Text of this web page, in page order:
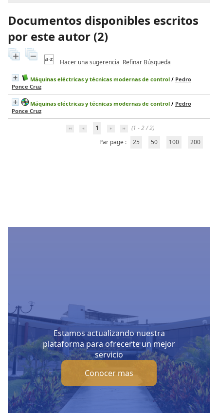
Documentos disponibles escritos
por este autor (2)
Hacer una sugerencia Refinar Búsqueda
Máquinas eléctricas y técnicas modernas de control / Pedro
Ponce Cruz
Máquinas eléctricas y técnicas modernas de control / Pedro
Ponce Cruz
1
(1 - 2 / 2)
Par page :
25 50 100 200
Estamos actualizando nuestra
plataforma para ofrecerte un mejor
servicio
Conocer mas